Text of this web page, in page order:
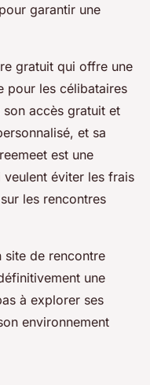
garantir une
gratuit qui offre une
pour les célibataires
son accès gratuit et
et sa
est une
éviter les frais
les rencontres
site de rencontre
une
à explorer ses
environnement